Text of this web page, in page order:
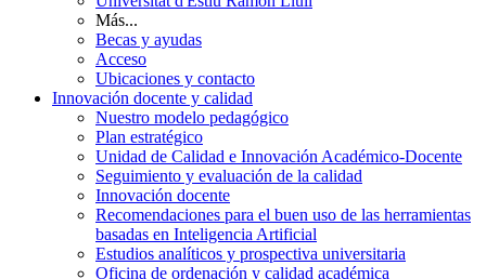
Más...
Becas y ayudas
Acceso
Ubicaciones y contacto
Innovación docente y calidad
Nuestro modelo pedagógico
Plan estratégico
Unidad de Calidad e Innovación Académico-Docente
Seguimiento y evaluación de la calidad
Innovación docente
Recomendaciones para el buen uso de las herramientas
basadas en Inteligencia Artificial
Estudios analíticos y prospectiva universitaria
Oficina de ordenación y calidad académica